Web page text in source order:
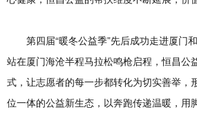
第四届“暖冬公益季”先后成功走进厦门
站在厦门海沧半程马拉松鸣枪启程，恒昌公
式，让志愿者的每一步都转化为切实善举，
位一体的公益新生态，以奔跑传递温暖，用